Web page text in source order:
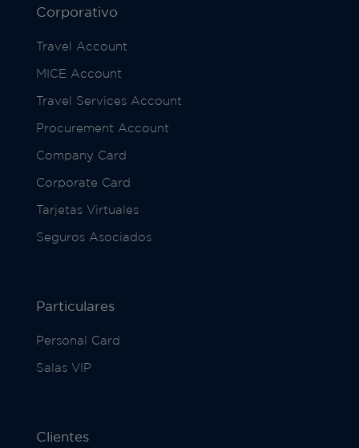
Corporativo
Travel Account
MICE Account
Travel Services Account
Procurement Account
Company Card
Corporate Card
Tarjetas Virtuales
Seguros Asociados
Particulares
Personal Card
Salas VIP
Clientes